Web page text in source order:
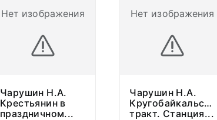
Нет изображения
Чарушин Н.А.
Крестьянин в
праздничном...
Нет изображения
Чарушин Н.А.
Кругобайкальский
тракт. Станция...